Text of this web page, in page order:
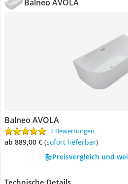
Balneo AVOLA
Balneo AVOLA
2 Bewertungen
ab 889,00 € ( Sofort lieferbar)
Preisvergleich und
Technische Details